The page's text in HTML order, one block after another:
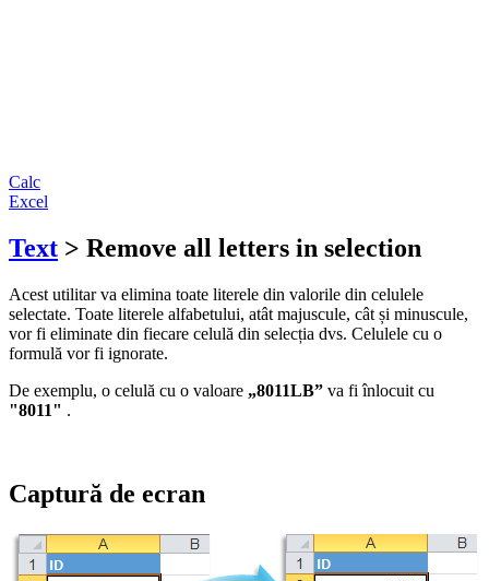
Calc
Excel
Text > Remove all letters in selection
Acest utilitar va elimina toate literele din valorile din celulele
selectate. Toate literele alfabetului, atât majuscule, cât și minuscule,
vor fi eliminate din fiecare celulă din selecția dvs. Celulele cu o
formulă vor fi ignorate.
De exemplu, o celulă cu o valoare „8011LB” va fi înlocuit cu
"8011" .
Captură de ecran